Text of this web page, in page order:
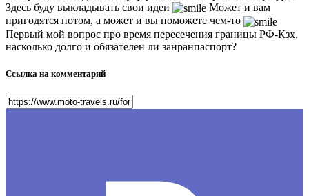
Здесь буду выкладывать свои идеи
Может и вам
пригодятся потом, а может и вы поможете чем-то
Первый мой вопрос про время пересечения границы РФ-Кзх,
насколько долго и обязателен ли занранпаспорт?
Ссылка на комментарий